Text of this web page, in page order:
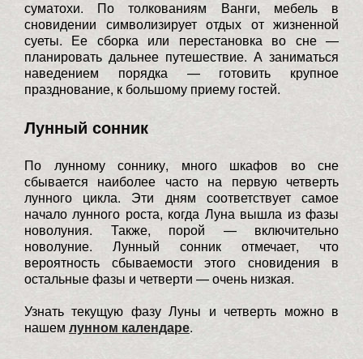
суматохи. По толкованиям Ванги, мебель в
сновидении символизирует отдых от жизненной
суеты. Ее сборка или перестановка во сне —
планировать дальнее путешествие. А заниматься
наведением порядка — готовить крупное
празднование, к большому приему гостей.
Лунный сонник
По лунному соннику, много шкафов во сне
сбывается наиболее часто на первую четверть
лунного цикла. Эти дням соответствует самое
начало лунного роста, когда Луна вышла из фазы
новолуния. Также, порой — включительно
новолуние. Лунный сонник отмечает, что
вероятность сбываемости этого сновидения в
остальные фазы и четверти — очень низкая.
Узнать текущую фазу Луны и четверть можно в
нашем лунном календаре.